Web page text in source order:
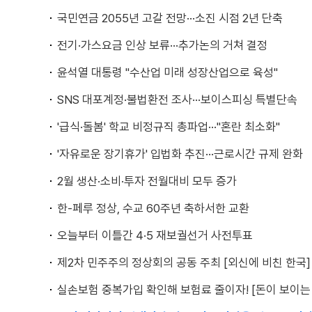
국민연금 2055년 고갈 전망···소진 시점 2년 단축
전기·가스요금 인상 보류···추가논의 거쳐 결정
윤석열 대통령 "수산업 미래 성장산업으로 육성"
SNS 대포계정·불법환전 조사···보이스피싱 특별단속
'급식·돌봄' 학교 비정규직 총파업···"혼란 최소화"
'자유로운 장기휴가' 입법화 추진···근로시간 규제 완화
2월 생산·소비·투자 전월대비 모두 증가
한-페루 정상, 수교 60주년 축하서한 교환
오늘부터 이틀간 4·5 재보궐선거 사전투표
제2차 민주주의 정상회의 공동 주최 [외신에 비친 한국]
실손보험 중복가입 확인해 보험료 줄이자! [돈이 보이